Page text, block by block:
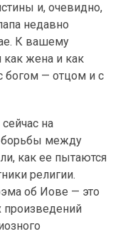
и, очевидно,
недавно
К вашему
жена и как
богом — отцом и с
на
борьбы между
как ее пытаются
религии.
об Иове — это
произведений